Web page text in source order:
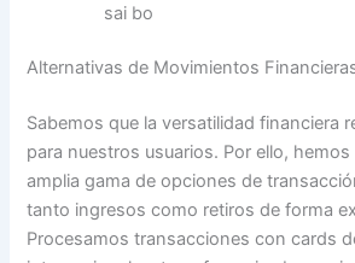
sai bo
Alternativas de Movimientos
Sabemos que la versatilidad financiera
para nuestros usuarios. Por ello,
amplia gama de opciones de
tanto ingresos como retiros de forma
Procesamos transacciones con cards